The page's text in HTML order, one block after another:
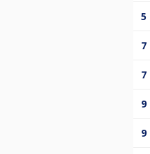
5
7
7
9
9